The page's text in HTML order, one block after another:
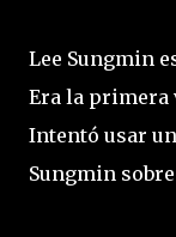
Lee Sungmin
Era la primera
Intentó usar
Sungmin